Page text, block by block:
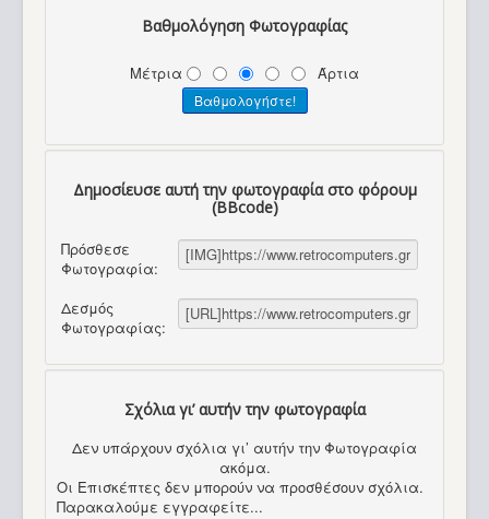
Βαθμολόγηση Φωτογραφίας
Μέτρια Άρτια
Δημοσίευσε αυτή την φωτογραφία στο φόρουμ
(BBcode)
Πρόσθεσε
Φωτογραφία:
Δεσμός
Φωτογραφίας:
Σχόλια γι’ αυτήν την φωτογραφία
Δεν υπάρχουν σχόλια γι’ αυτήν την Φωτογραφία
ακόμα.
Οι Επισκέπτες δεν μπορούν να προσθέσουν σχόλια.
Παρακαλούμε εγγραφείτε...